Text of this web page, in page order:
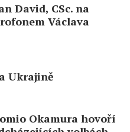
David, CSc. na
Václava
Ukrajině
Okamura hovoří